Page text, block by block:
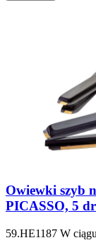
Owiewki szyb
PICASSO, 5
59.HE1187 W